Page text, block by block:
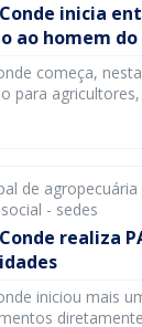
inicia
ao homem do
começa,
para
ação acontece
de
- sedes
realiza
iniciou mais